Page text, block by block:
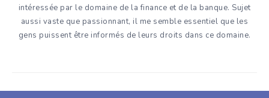
intéressée par le domaine de la finance et de la banque. Sujet
aussi vaste que passionnant, il me semble essentiel que les
gens puissent être informés de leurs droits dans ce domaine.